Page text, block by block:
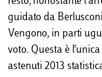
guidato da
Vengono, in parti
voto. Questa è
astenuti 2013